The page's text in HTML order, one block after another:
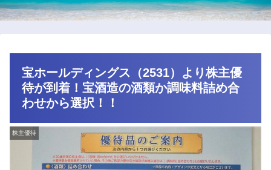
宝ホールディングス（2531）より株主優
待が到着！宝酒造の酒類か調味料詰め合
わせから選択！！
株主優待